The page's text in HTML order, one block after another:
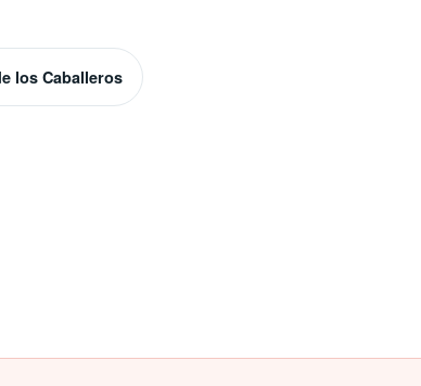
los Caballeros